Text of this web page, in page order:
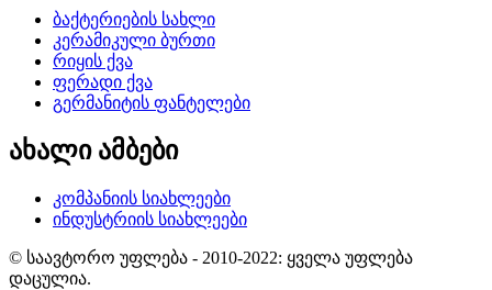
ბაქტერიების სახლი
კერამიკული ბურთი
რიყის ქვა
ფერადი ქვა
გერმანიტის ფანტელები
ახალი ამბები
კომპანიის სიახლეები
ინდუსტრიის სიახლეები
© საავტორო უფლება - 2010-2022: ყველა უფლება
დაცულია.